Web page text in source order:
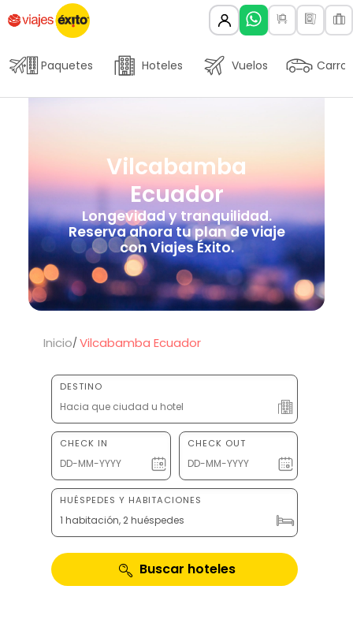
Paquetes Hoteles Vuelos Carros
Vilcabamba
Ecuador
Longevidad y tranquilidad.
Reserva ahora tu plan de viaje
con Viajes Éxito.
Inicio Vilcabamba Ecuador
DESTINO
CHECK IN CHECK OUT
HUÉSPEDES Y HABITACIONES
1 habitación, 2 huéspedes
Buscar hoteles